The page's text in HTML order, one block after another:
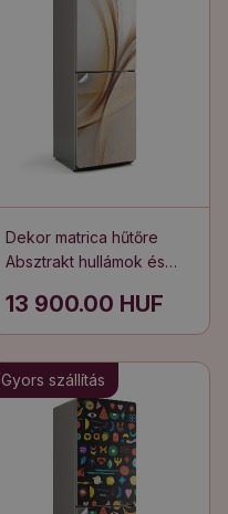
Dekor matrica hűtőre
Absztrakt hullámok és
13 900.00 HUF
Gyors szállítás